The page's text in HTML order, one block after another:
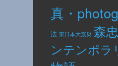
真・
法 東日本大震災 森
ンテンポラ